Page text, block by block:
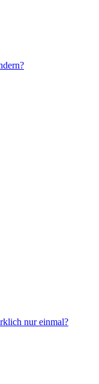
nur einmal?